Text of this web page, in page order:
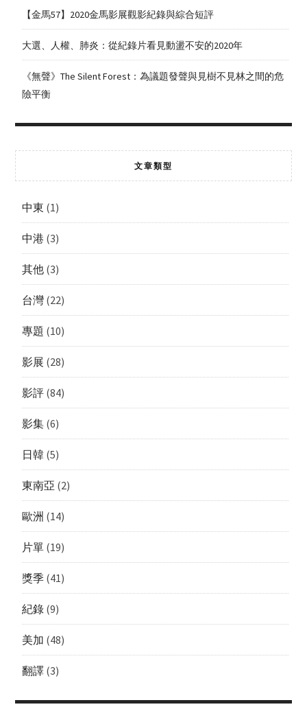
【金馬57】2020金馬影展觀影紀錄與綜合短評
大選、人權、肺炎：從紀錄片看見動盪不安的2020年
《無聲》The Silent Forest：為議題發聲與見樹不見林之間的危
險平衡
文章類型
中東 (1)
中港 (3)
其他(3)
台灣(22)
專題 (10)
影展 (28)
影評(84)
影集(6)
日韓(5)
東南亞 (2)
歐洲 (14)
片單(19)
獎季(41)
紀錄(9)
美加 (48)
翻譯(3)